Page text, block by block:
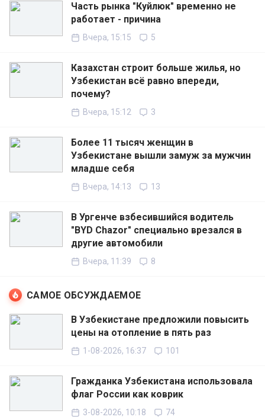
Часть рынка "Куйлюк" временно не
работает - причина
Вчера, 15:15 5
Казахстан строит больше жилья, но
Узбекистан всё равно впереди,
почему?
Вчера, 15:12 3
Более 11 тысяч женщин в
Узбекистане вышли замуж за мужчин
младше себя
Вчера, 14:13 13
В Ургенче взбесившийся водитель
"BYD Chazor" специально врезался в
другие автомобили
Вчера, 11:39 8
САМОЕ ОБСУЖДАЕМОЕ
В Узбекистане предложили повысить
цены на отопление в пять раз
1-08-2026, 16:37 101
Гражданка Узбекистана использовала
флаг России как коврик
3-08-2026, 10:18 74